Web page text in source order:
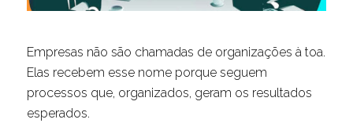
Empresas não são chamadas de organizações à toa.
Elas recebem esse nome porque seguem
processos que, organizados, geram os resultados
esperados.